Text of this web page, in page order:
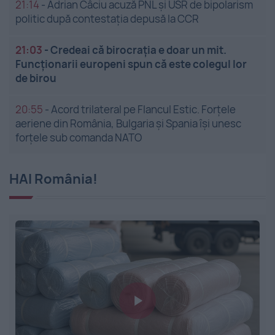
21:14 - Adrian Câciu acuză PNL și USR de bipolarism
politic după contestația depusă la CCR
21:03 -Credeai că birocrația e doar un mit.
Funcționarii europeni spun că este colegul lor
de birou
20:55 - Acord trilateral pe Flancul Estic. Forțele
aeriene din România, Bulgaria și Spania își unesc
forțele sub comanda NATO
HAI România!